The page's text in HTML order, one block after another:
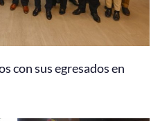
con sus egresados en